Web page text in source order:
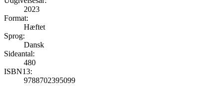
2023
Format:
Hæftet
Sprog:
Dansk
Sideantal:
480
ISBN13:
9788702395099